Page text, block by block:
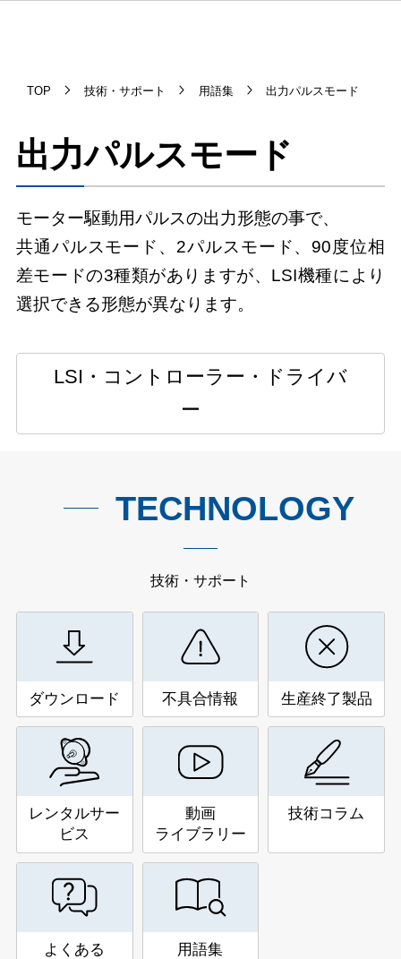
TOP 技術・サポート 用語集 出力パルスモード
出力パルスモード
モーター駆動用パルスの出力形態の事で、
共通パルスモード、2パルスモード、90度位相
差モードの3種類がありますが、LSI機種により
選択できる形態が異なります。
LSI・コントローラー・ドライバ
ー
TECHNOLOGY
技術・サポート
ダウンロード 不具合情報 生産終了製品
レンタルサー
ビス
動画
ライブラリー
技術コラム
よくある
用語集